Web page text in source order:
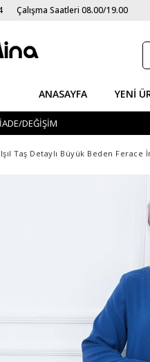
Çalışma Saatleri 08.00/19.00
ANASAYFA YENI
İADE/DEĞİŞİM
Işıl Taş Detaylı Büyük Beden Ferace